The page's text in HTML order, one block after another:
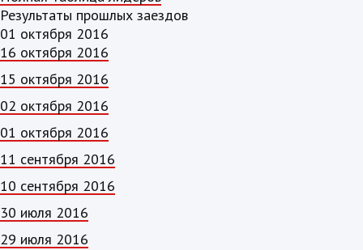
Результаты прошлых заездов
01 октября 2016
16 октября 2016
15 октября 2016
02 октября 2016
01 октября 2016
11 сентября 2016
10 сентября 2016
30 июля 2016
29 июля 2016